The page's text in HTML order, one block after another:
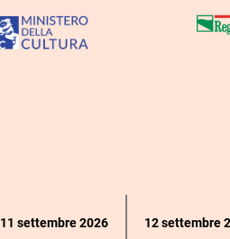
11 settembre 2026 12 settembre